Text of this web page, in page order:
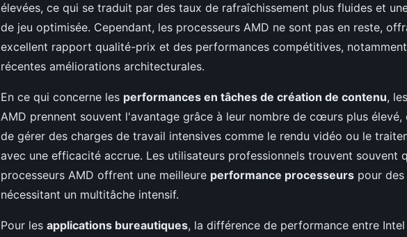
élevées, ce qui se traduit par des taux de rafraîchissement plus fluides et
de jeu optimisée. Cependant, les processeurs AMD ne sont pas en reste,
excellent rapport qualité-prix et des performances compétitives,
récentes améliorations architecturales.
En ce qui concerne les performances en tâches de création de contenu,
AMD prennent souvent l'avantage grâce à leur nombre de cœurs plus élevé,
de gérer des charges de travail intensives comme le rendu vidéo ou le
avec une efficacité accrue. Les utilisateurs professionnels trouvent souvent
processeurs AMD offrent une meilleure performance processeurs pour
nécessitant un multitâche intensif.
Pour les applications bureautiques, la différence de performance entre